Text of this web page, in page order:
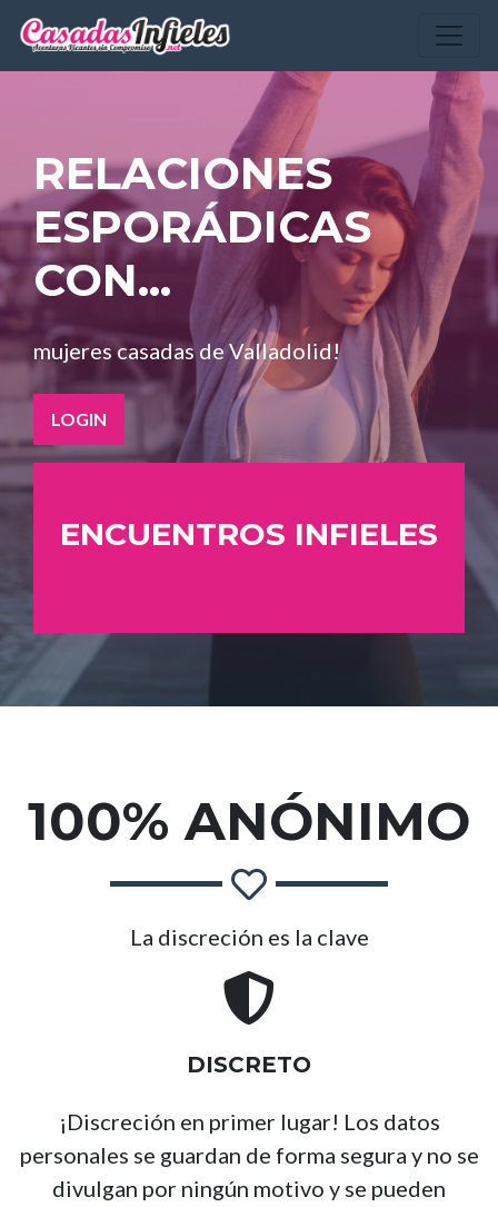
RELACIONES
ESPORÁDICAS
CON...
mujeres casadas de Valladolid!
LOGIN
ENCUENTROS INFIELES
100% ANÓNIMO
La discreción es la clave
DISCRETO
¡Discreción en primer lugar! Los datos
personales se guardan de forma segura y no se
divulgan por ningún motivo y se pueden